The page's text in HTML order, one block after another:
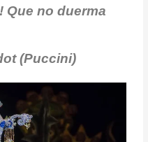
Que no duerma
(Puccini)